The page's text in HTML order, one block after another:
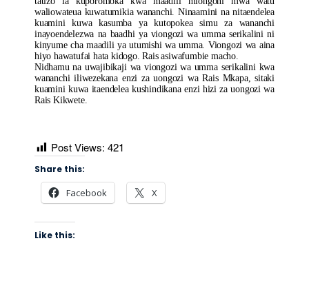
waliowateua kuwatumikia wananchi. Ninaamini na nitaendelea
kuamini kuwa kasumba ya kutopokea simu za wananchi
inayoendelezwa na baadhi ya viongozi wa umma serikalini ni
kinyume cha maadili ya utumishi wa umma. Viongozi wa aina
hiyo hawatufai hata kidogo. Rais asiwafumbie macho.
Nidhamu na uwajibikaji wa viongozi wa umma serikalini kwa
wananchi iliwezekana enzi za uongozi wa Rais Mkapa, sitaki
kuamini kuwa itaendelea kushindikana enzi hizi za uongozi wa
Rais Kikwete.
Post Views: 421
Share this:
Facebook X
Like this: